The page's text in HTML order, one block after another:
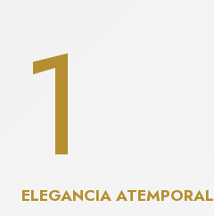
1
ELEGANCIA ATEMPORAL